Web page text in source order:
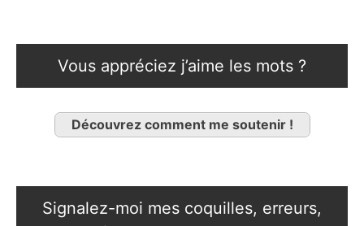
Vous appréciez j’aime les mots ?
Découvrez comment me soutenir !
Signalez-moi mes coquilles, erreurs,